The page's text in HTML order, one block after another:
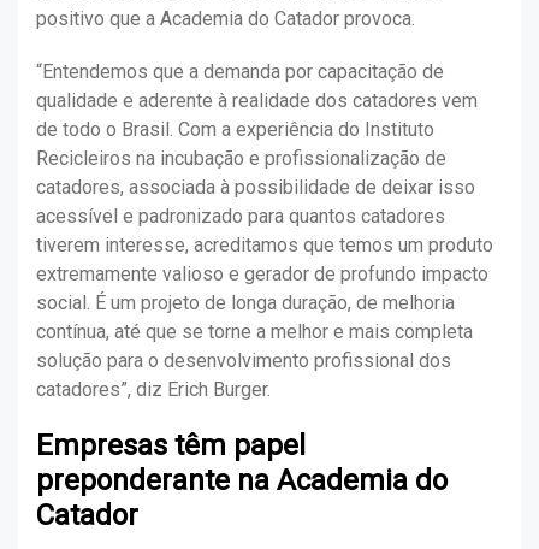
positivo que a Academia do Catador provoca.
“Entendemos que a demanda por capacitação de
qualidade e aderente à realidade dos catadores vem
de todo o Brasil. Com a experiência do Instituto
Recicleiros na incubação e profissionalização de
catadores, associada à possibilidade de deixar isso
acessível e padronizado para quantos catadores
tiverem interesse, acreditamos que temos um produto
extremamente valioso e gerador de profundo impacto
social. É um projeto de longa duração, de melhoria
contínua, até que se torne a melhor e mais completa
solução para o desenvolvimento profissional dos
catadores”, diz Erich Burger.
Empresas têm papel
preponderante na Academia do
Catador